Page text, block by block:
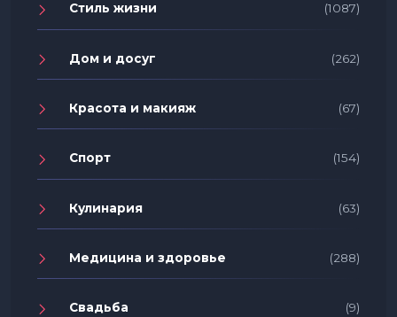
Стиль жизни (1087)
Дом и досуг (262)
Красота и макияж (67)
Спорт (154)
Кулинария (63)
Медицина и здоровье (288)
Свадьба (9)